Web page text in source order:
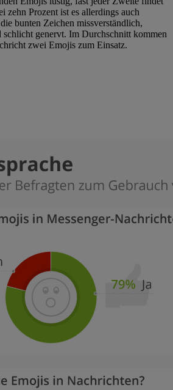
zehn Prozent ist es allerdings auch
bunten Zeichen missverständlich,
schlicht genervt. Im Durchschnitt kommen
zwei Emojis zum Einsatz.